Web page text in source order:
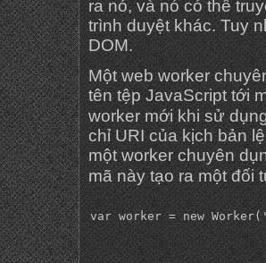
ra nó, và nó có thể
trình duyệt khác. Tuy
DOM.
Một web worker
tên tệp JavaScript tới
worker mới khi sử
chỉ URI của kịch bản
một worker chuyên
mã này tạo ra một đối